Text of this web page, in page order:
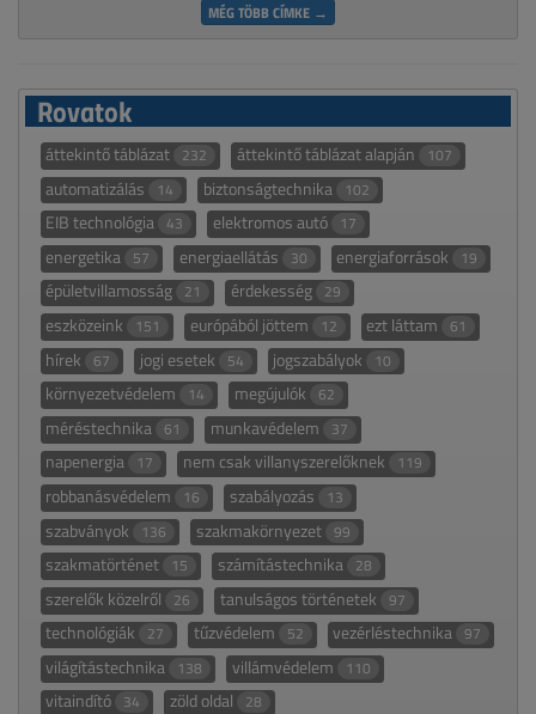
MÉG TÖBB CÍMKE →
Rovatok
áttekintő táblázat 232 áttekintő táblázat alapján 107
automatizálás 14 biztonságtechnika 102
EIB technológia 43 elektromos autó 17
energetika 57 energiaellátás 30 energiaforrások 19
épületvillamosság 21 érdekesség 29
eszközeink 151 európából jöttem 12 ezt láttam 61
hírek 67 jogi esetek 54 jogszabályok 10
környezetvédelem 14 megújulók 62
méréstechnika 61 munkavédelem 37
napenergia 17 nem csak villanyszerelőknek 119
robbanásvédelem 16 szabályozás 13
szabványok 136 szakmakörnyezet 99
szakmatörténet 15 számítástechnika 28
szerelők közelről 26 tanulságos történetek 97
technológiák 27 tűzvédelem 52 vezérléstechnika 97
világítástechnika 138 villámvédelem 110
vitaindító 34 zöld oldal 28